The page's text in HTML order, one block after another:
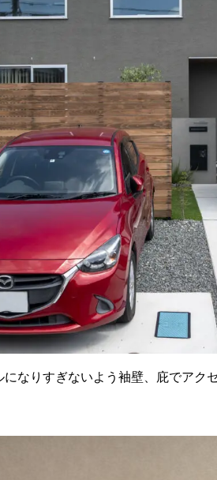
なりすぎないよう袖壁、庇でアク